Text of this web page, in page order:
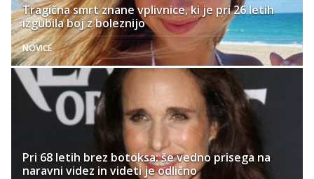
Tragična smrt znane vplivnice, ki je pri 26 letih
izgubila boj z boleznijo
NOVICE
Pri 68 letih brez botoksa: še vedno prisega na
naravni videz in videti je odlično